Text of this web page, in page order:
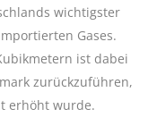
wichtigster
Gases.
ist dabei
zurückzuführen,
erhöht wurde.